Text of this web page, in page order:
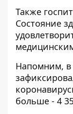
Также
Состояние
Напомним, в
больше - 4